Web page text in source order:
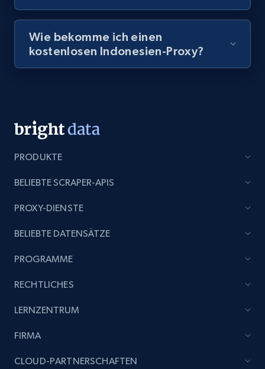
Wie bekomme ich einen
kostenlosen Indonesien-Proxy?
PRODUKTE
BELIEBTE SCRAPER-APIS
PROXY-DIENSTE
BELIEBTE DATENSÄTZE
PROGRAMME
RECHTLICHES
LERNZENTRUM
FIRMA
CLOUD-PARTNERSCHAFTEN